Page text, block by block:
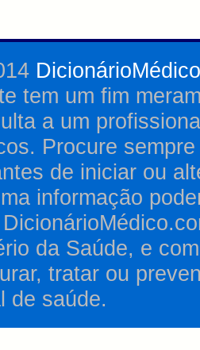
tem um fim
a um
Procure
de iniciar ou
informação
da Saúde, e
tratar ou
de saúde.